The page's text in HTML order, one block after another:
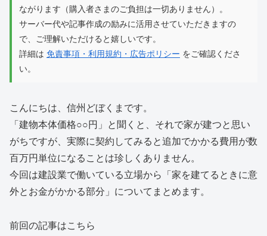
ながります（購入者さまのご負担は一切ありません）。
サーバー代や記事作成の励みに活用させていただきますの
で、ご理解いただけると嬉しいです。
詳細は 免責事項・利用規約・広告ポリシー をご確認くださ
い。
こんにちは、信州どぼくまです。
「建物本体価格○○円」と聞くと、それで家が建つと思い
がちですが、実際に契約してみると追加でかかる費用が数
百万円単位になることは珍しくありません。
今回は建設業で働いている立場から「家を建てるときに意
外とお金がかかる部分」についてまとめます。
前回の記事はこちら